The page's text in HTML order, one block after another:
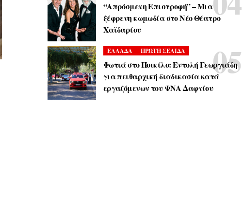
“Απρόσμενη Επιστροφή” – Μια
ξέφρενη κωμωδία στο Νέο Θέατρο
Χαϊδαρίου
ΕΛΛΑΔΑ ΠΡΩΤΗ ΣΕΛΙΔΑ
Φωτιά στο Ποικίλο: Εντολή Γεωργιάδη
για πειθαρχική διαδικασία κατά
εργαζόμενων του ΨΝΑ Δαφνίου